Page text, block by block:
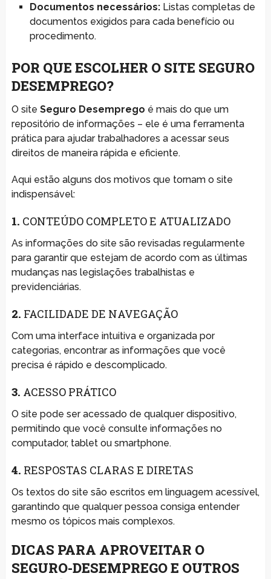
Documentos necessários:Listas completas de
documentos exigidos para cada benefício ou
procedimento.
POR QUE ESCOLHER O SITE SEGURO
DESEMPREGO?
O site Seguro Desemprego é mais do que um
repositório de informações – ele é uma ferramenta
prática para ajudar trabalhadores a acessar seus
direitos de maneira rápida e eficiente.
Aqui estão alguns dos motivos que tornam o site
indispensável:
1. CONTEÚDO COMPLETO E ATUALIZADO
As informações do site são revisadas regularmente
para garantir que estejam de acordo com as últimas
mudanças nas legislações trabalhistas e
previdenciárias.
2. FACILIDADE DE NAVEGAÇÃO
Com uma interface intuitiva e organizada por
categorias, encontrar as informações que você
precisa é rápido e descomplicado.
3. ACESSO PRÁTICO
O site pode ser acessado de qualquer dispositivo,
permitindo que você consulte informações no
computador, tablet ou smartphone.
4. RESPOSTAS CLARAS E DIRETAS
Os textos do site são escritos em linguagem acessível,
garantindo que qualquer pessoa consiga entender
mesmo os tópicos mais complexos.
DICAS PARA APROVEITAR O
SEGURO-DESEMPREGO E OUTROS